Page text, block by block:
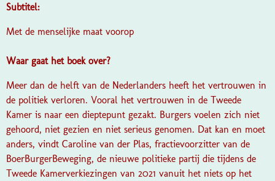
Subtitel:
Met de menselijke maat voorop
Waar gaat het boek over?
Meer dan de helft van de Nederlanders heeft het vertrouwen in
de politiek verloren. Vooral het vertrouwen in de Tweede
Kamer is naar een dieptepunt gezakt. Burgers voelen zich niet
gehoord, niet gezien en niet serieus genomen. Dat kan en moet
anders, vindt Caroline van der Plas, fractievoorzitter van de
BoerBurgerBeweging, de nieuwe politieke partij die tijdens de
Tweede Kamerverkiezingen van 2021 vanuit het niets op het